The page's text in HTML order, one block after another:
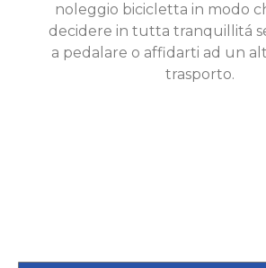
noleggio bicicletta in modo
decidere in tutta tranquillitá
a pedalare o affidarti ad un
trasporto.